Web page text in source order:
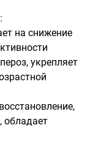
на снижение
укрепляет
обладает